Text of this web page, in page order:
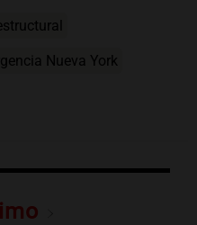
Nueva York